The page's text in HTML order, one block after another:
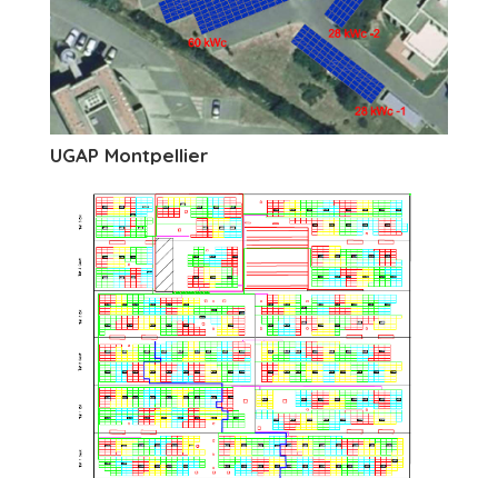
UGAP Montpellier